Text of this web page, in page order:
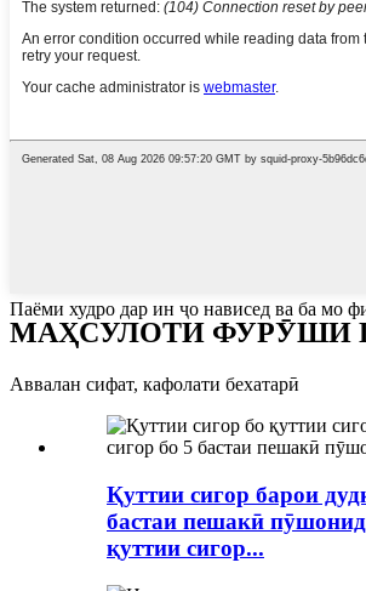
Паёми худро дар ин ҷо нависед ва ба мо
МАҲСУЛОТИ ФУРӮШИ
Аввалан сифат, кафолати бехатарӣ
Қуттии сигор барои
бастаи пешакӣ
қуттии сигор...